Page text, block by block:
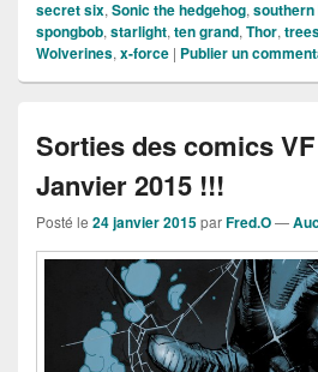
secret six, Sonic the hedgehog,
spongbob, starlight, ten grand, Thor,
Wolverines, x-force | Publier un
Sorties des comics
Janvier 2015 !!!
Posté le 24 janvier 2015parFred.O—